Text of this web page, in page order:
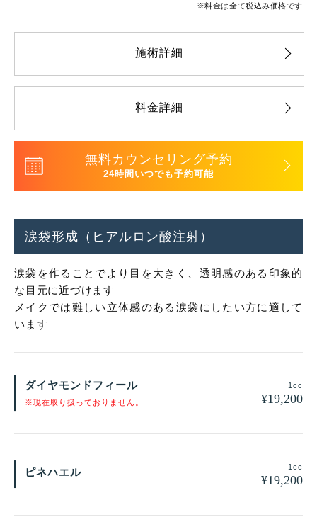
※料金は全て税込み価格です
施術詳細
料金詳細
無料カウンセリング予約
24時間いつでも予約可能
涙袋形成（ヒアルロン酸注射）
涙袋を作ることでより目を大きく、透明感のある印象的
な目元に近づけます
メイクでは難しい立体感のある涙袋にしたい方に適して
います
ダイヤモンドフィール
※現在取り扱っておりません。
1cc
¥19,200
ピネハエル 1cc
¥19,200